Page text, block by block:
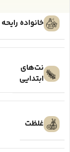
خانواده رایحه
نت‌های
ابتدایی
غلظت